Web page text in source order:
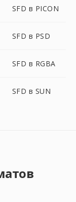
SFD в PICON
SFD в PSD
SFD в RGBA
SFD в SUN